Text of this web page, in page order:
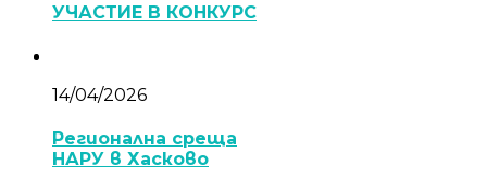
УЧАСТИЕ В КОНКУРС
14/04/2026
Регионална среща
НАРУ в Хасково